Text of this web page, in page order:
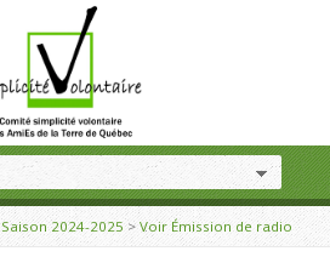
Saison 2024-2025> Voir Émission de radio